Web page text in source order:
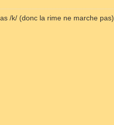
/k/ (donc la rime ne marche pas)